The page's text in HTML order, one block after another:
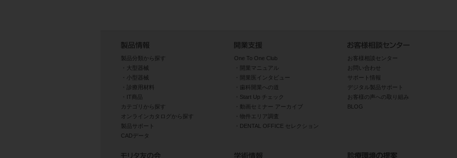
製品分類から探す
大型器械
小型器械
診療用材料
IT商品
カテゴリから探す
オンラインカタログから探す
製品サポート
CADデータ
One To One Club
開業マニュアル
開業医インタビュー
歯科開業への道
Start Up チェック
動画セミナー アーカイブ
物件エリア調査
DENTAL OFFICE セレクション
お客様相談センター
お問い合わせ
サポート情報
デジタル製品サポート
お客様の声への取り組み
BLOG